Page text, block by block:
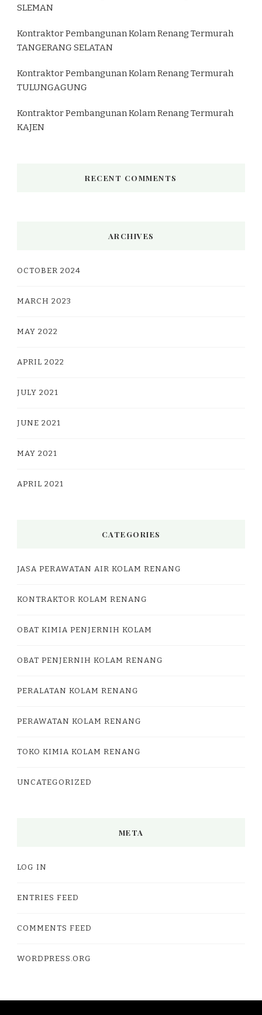
SLEMAN
Kontraktor Pembangunan Kolam Renang Termurah
TANGERANG SELATAN
Kontraktor Pembangunan Kolam Renang Termurah
TULUNGAGUNG
Kontraktor Pembangunan Kolam Renang Termurah
KAJEN
RECENT COMMENTS
ARCHIVES
OCTOBER 2024
MARCH 2023
MAY 2022
APRIL 2022
JULY 2021
JUNE 2021
MAY 2021
APRIL 2021
CATEGORIES
JASA PERAWATAN AIR KOLAM RENANG
KONTRAKTOR KOLAM RENANG
OBAT KIMIA PENJERNIH KOLAM
OBAT PENJERNIH KOLAM RENANG
PERALATAN KOLAM RENANG
PERAWATAN KOLAM RENANG
TOKO KIMIA KOLAM RENANG
UNCATEGORIZED
META
LOG IN
ENTRIES FEED
COMMENTS FEED
WORDPRESS.ORG